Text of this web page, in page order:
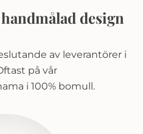
design
av leverantörer i
på vår
i 100% bomull.